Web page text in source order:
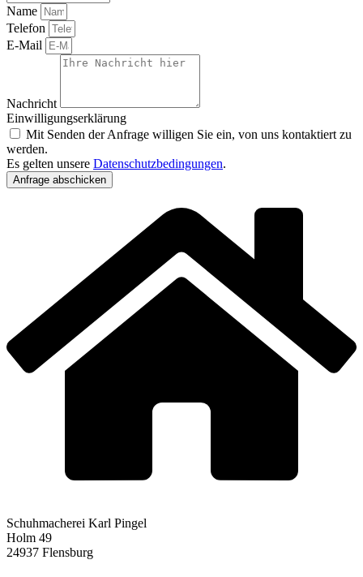
Name
Telefon
E-Mail
Nachricht
Einwilligungserklärung
Mit Senden der Anfrage willigen Sie ein, von uns kontaktiert zu
werden.
Es gelten unsere Datenschutzbedingungen.
Anfrage abschicken
Schuhmacherei Karl Pingel
Holm 49
24937 Flensburg